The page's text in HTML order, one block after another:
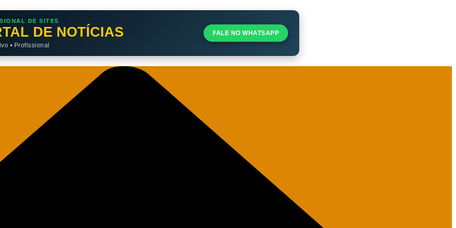
DE SITES
DE NOTÍCIAS
• Profissional
FALE NO WHATSAPP